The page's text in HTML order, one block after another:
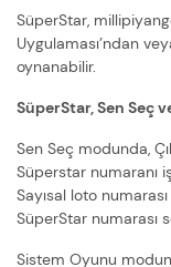
SüperStar,
Uygulaması’ndan
oynanabilir.
SüperStar, Sen Seç
Sen Seç modunda,
Süperstar numaranı
Sayısal loto
SüperStar numarası
Sistem Oyunu